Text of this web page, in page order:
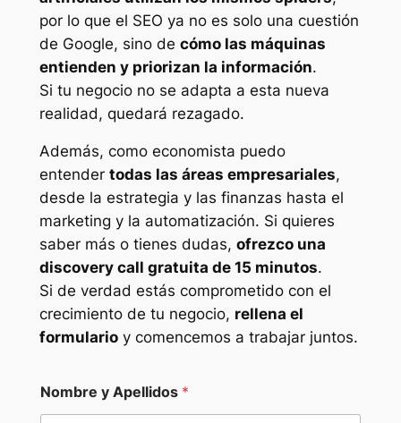
por lo que el SEO ya no es solo una cuestión
de Google, sino de cómo las máquinas
entienden y priorizan la información.
Si tu negocio no se adapta a esta nueva
realidad, quedará rezagado.
Además, como economista puedo
entender todas las áreas empresariales,
desde la estrategia y las finanzas hasta el
marketing y la automatización. Si quieres
saber más o tienes dudas, ofrezco una
discovery call gratuita de 15 minutos.
Si de verdad estás comprometido con el
crecimiento de tu negocio, rellena el
formularioy comencemos a trabajar juntos.
a
g
Nombre y Apellidos *